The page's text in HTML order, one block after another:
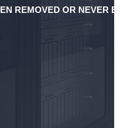
REMOVED OR NEVER